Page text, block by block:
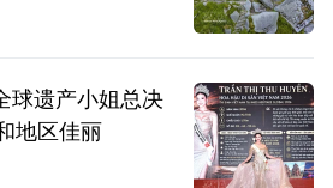
球遗产小姐总决
地区佳丽